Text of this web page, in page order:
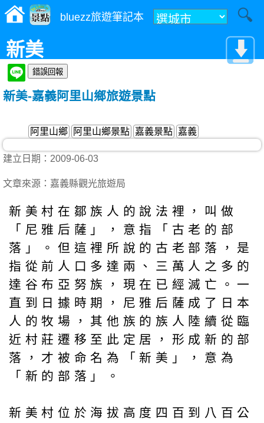
bluezz旅遊筆記本
新美
新美-嘉義阿里山鄉旅遊景點
阿里山鄉 阿里山鄉景點 嘉義景點 嘉義
建立日期：2009-06-03
文章來源：嘉義縣觀光旅遊局
新美村在鄒族人的說法裡，叫做
「尼雅后薩」，意指「古老的部
落」。但這裡所說的古老部落，是
指從前人口多達兩、三萬人之多的
達谷布亞努族，現在已經滅亡。一
直到日據時期，尼雅后薩成了日本
人的牧場，其他族的族人陸續從臨
近村莊遷移至此定居，形成新的部
落，才被命名為「新美」，意為
「新的部落」。
新美村位於海拔高度四百到八百公